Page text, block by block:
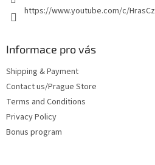
https://www.youtube.com/c/HrasCz
Informace pro vás
Shipping & Payment
Contact us/Prague Store
Terms and Conditions
Privacy Policy
Bonus program